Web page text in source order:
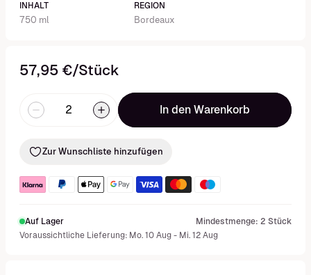
INHALT
750 ml
REGION
Bordeaux
57,95 €/Stück
In den Warenkorb
Zur Wunschliste hinzufügen
Auf Lager
Mindestmenge: 2 Stück
Voraussichtliche Lieferung: Mo. 10 Aug - Mi. 12 Aug